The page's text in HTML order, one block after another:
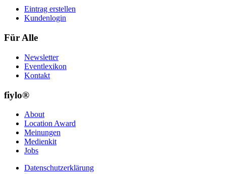
Eintrag erstellen
Kundenlogin
Für Alle
Newsletter
Eventlexikon
Kontakt
fiylo®
About
Location Award
Meinungen
Medienkit
Jobs
Datenschutzerklärung